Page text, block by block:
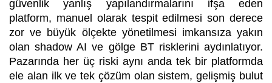
güvenlik yanlış yapılandırmalarını ifşa eden
platform, manuel olarak tespit edilmesi son derece
zor ve büyük ölçekte yönetilmesi imkansıza yakın
olan shadow AI ve gölge BT risklerini aydınlatıyor.
Pazarında her üç riski aynı anda tek bir platformda
ele alan ilk ve tek çözüm olan sistem, gelişmiş bulut